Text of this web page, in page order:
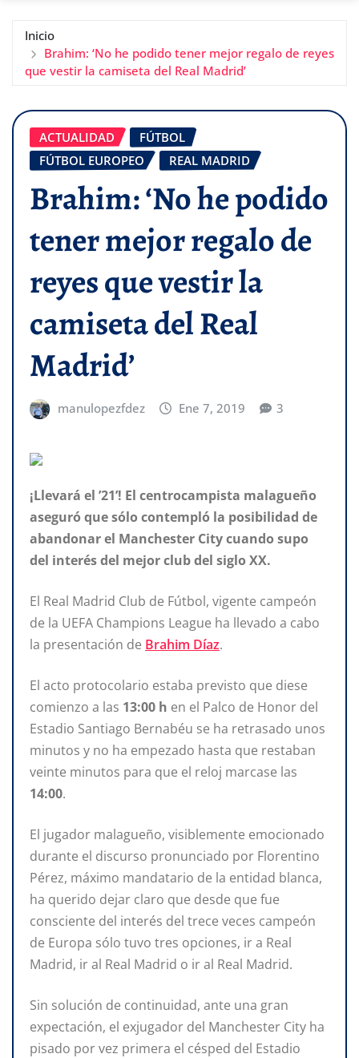
Inicio
Brahim: ‘No he podido tener mejor regalo de reyes
que vestir la camiseta del Real Madrid’
ACTUALIDAD
FÚTBOL
FÚTBOL EUROPEO
REAL MADRID
Brahim: ‘No he podido
tener mejor regalo de
reyes que vestir la
camiseta del Real
Madrid’
manulopezfdez Ene 7, 2019 3
¡Llevará el ’21’! El centrocampista malagueño
aseguró que sólo contempló la posibilidad de
abandonar el Manchester City cuando supo
del interés del mejor club del siglo XX.
El Real Madrid Club de Fútbol, vigente campeón
de la UEFA Champions League ha llevado a cabo
la presentación de Brahim Díaz.
El acto protocolario estaba previsto que diese
comienzo a las 13:00 h en el Palco de Honor del
Estadio Santiago Bernabéu se ha retrasado unos
minutos y no ha empezado hasta que restaban
veinte minutos para que el reloj marcase las
14:00.
El jugador malagueño, visiblemente emocionado
durante el discurso pronunciado por Florentino
Pérez, máximo mandatario de la entidad blanca,
ha querido dejar claro que desde que fue
consciente del interés del trece veces campeón
de Europa sólo tuvo tres opciones, ir a Real
Madrid, ir al Real Madrid o ir al Real Madrid.
Sin solución de continuidad, ante una gran
expectación, el exjugador del Manchester City ha
pisado por vez primera el césped del Estadio